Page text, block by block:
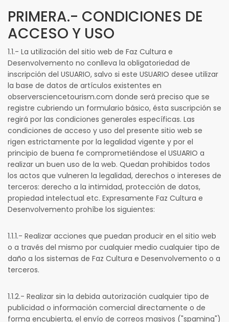
PRIMERA.- CONDICIONES DE
ACCESO Y USO
1.1.- La utilización del sitio web de Faz Cultura e
Desenvolvemento no conlleva la obligatoriedad de
inscripción del USUARIO, salvo si este USUARIO desee utilizar
la base de datos de artículos existentes en
observersciencetourism.com donde será preciso que se
registre cubriendo un formulario básico, ésta suscripción se
regirá por las condiciones generales específicas. Las
condiciones de acceso y uso del presente sitio web se
rigen estrictamente por la legalidad vigente y por el
principio de buena fe comprometiéndose el USUARIO a
realizar un buen uso de la web. Quedan prohibidos todos
los actos que vulneren la legalidad, derechos o intereses de
terceros: derecho a la intimidad, protección de datos,
propiedad intelectual etc. Expresamente Faz Cultura e
Desenvolvemento prohíbe los siguientes:
1.1.1.- Realizar acciones que puedan producir en el sitio web
o a través del mismo por cualquier medio cualquier tipo de
daño a los sistemas de Faz Cultura e Desenvolvemento o a
terceros.
1.1.2.- Realizar sin la debida autorización cualquier tipo de
publicidad o información comercial directamente o de
forma encubierta, el envío de correos masivos ("spaming")